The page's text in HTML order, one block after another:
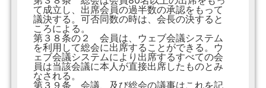
て成立し、出席会員の過半数の承認をもって
議決する。可否同数の時は、会長の決すると
ころによる。
第３８条の２ 会員は、ウェブ会議システム
を利用して総会に出席することができる。ウ
ェブ会議システムにより出席するすべての会
員は当該会議に本人が直接出席したものとみ
なされる。
第３９条 会議、及び総会の議事はこれを記